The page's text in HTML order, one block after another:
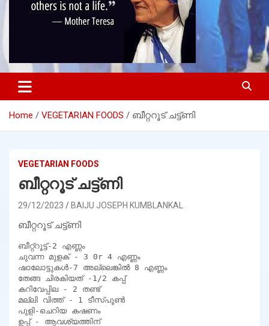
Home VEGETARIAN FOODS ബീറ്ററൂട് ചട്ട്ണി
VEGETARIAN FOODS
ബീറ്ററൂട് ചട്ട്ണി
29/12/2023 BAIJU JOSEPH KUMBLANKAL
ബീറ്ററൂട് ചട്ട്ണി
ബീറ്റ്റൂട്ട്-2 എണ്ണം
ചുവന്ന മുളക് - 3 0r 4 എണ്ണം
ഷാലോട്ടുകൾ-7 അല്ലെങ്കിൽ 8 എണ്ണം
തേങ്ങ ചിരകിയത് -1/2 കപ്പ്
കറിവേപ്പില - 2 തണ്ട്
മല്ലി വിത്ത് - 1 ടീസ്പൂൺ
പുളി-ചെറിയ കഷണം
ഉപ്പ് - ആവശ്യത്തിന്